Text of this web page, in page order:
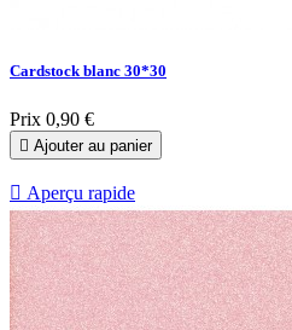
Cardstock blanc 30*30
Prix 0,90 €
 Ajouter au panier
 Aperçu rapide